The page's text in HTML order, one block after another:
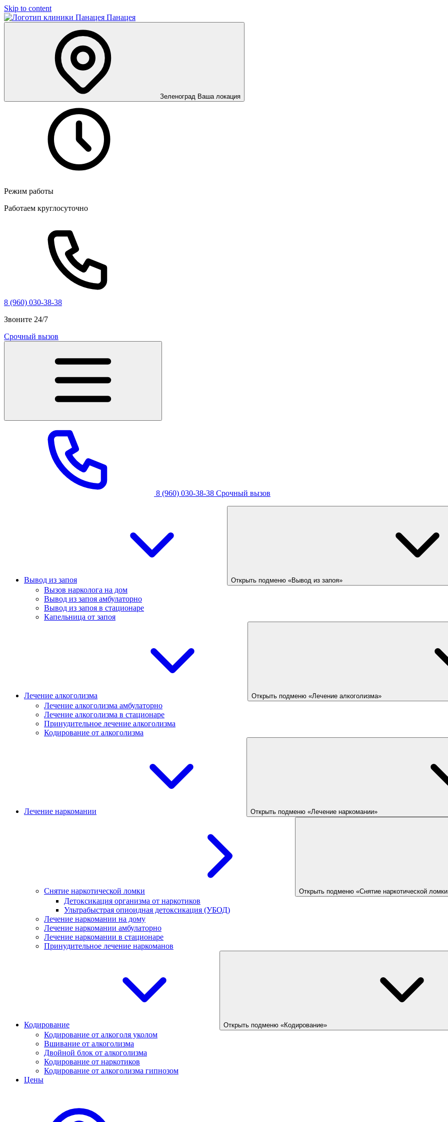
Skip to content
Панацея
Зеленоград Ваша локация
Режим работы
Работаем круглосуточно
8 (960) 030-38-38
Звоните 24/7
Срочный вызов
8 (960) 030-38-38 Срочный вызов
Вывод из запоя Открыть подменю «Вывод из запоя»
Вызов нарколога на дом
Вывод из запоя амбулаторно
Вывод из запоя в стационаре
Капельница от запоя
Лечение алкоголизма Открыть подменю «Лечение алкоголизма»
Лечение алкоголизма амбулаторно
Лечение алкоголизма в стационаре
Принудительное лечение алкоголизма
Кодирование от алкоголизма
Лечение наркомании Открыть подменю «Лечение наркомании»
Снятие наркотической ломки Открыть подменю «Снятие наркотической
Детоксикация организма от наркотиков
Ультрабыстрая опиоидная детоксикация (УБОД)
Лечение наркомании на дому
Лечение наркомании амбулаторно
Лечение наркомании в стационаре
Принудительное лечение наркоманов
Кодирование Открыть подменю «Кодирование»
Кодирование от алкоголя уколом
Вшивание от алкоголизма
Двойной блок от алкоголизма
Кодирование от наркотиков
Кодирование от алкоголизма гипнозом
Цены